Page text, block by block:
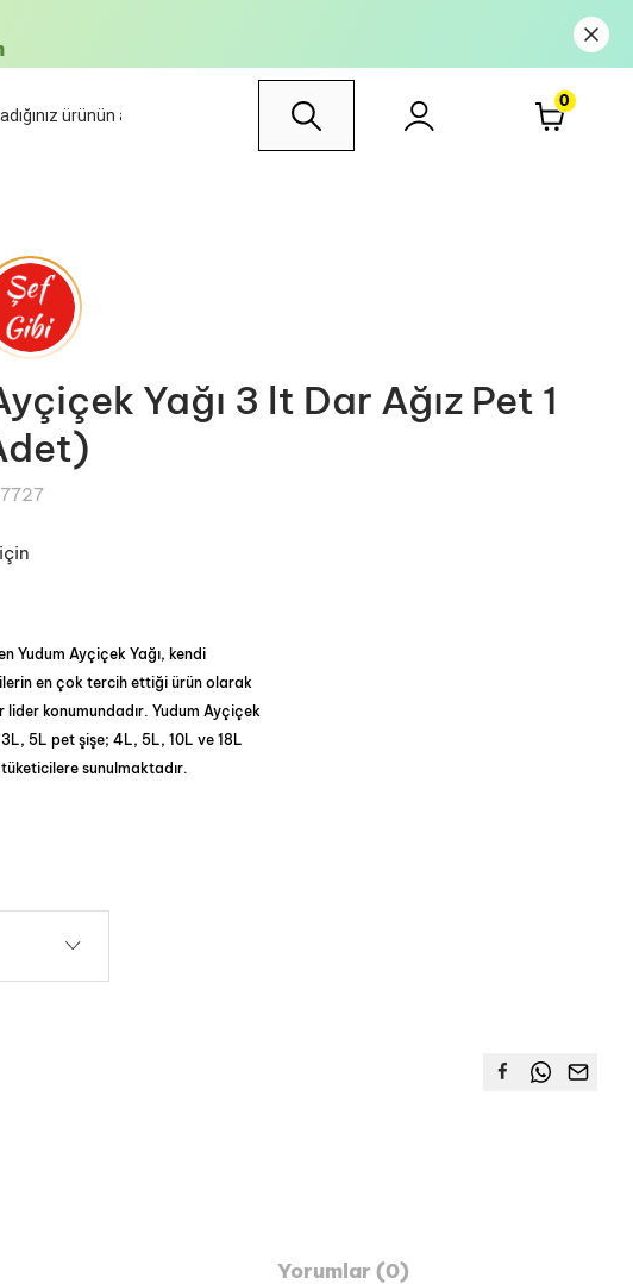
0
Yağı 3 lt Dar Ağız Pet 1
Yudum Ayçiçek Yağı, kendi
en çok tercih ettiği ürün olarak
lider konumundadır. Yudum Ayçiçek
5L pet şişe; 4L, 5L, 10L ve 18L
sunulmaktadır.
Yorumlar (0)